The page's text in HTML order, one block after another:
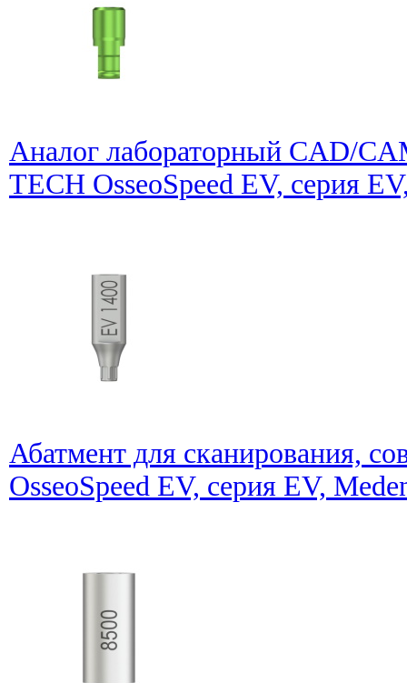
Аналог лабораторный CAD/
TECH OsseoSpeed EV, серия
Абатмент для сканирования,
OsseoSpeed EV, серия EV,